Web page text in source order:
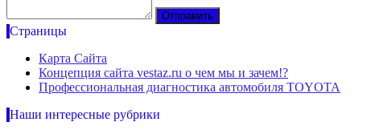
Страницы
Карта Сайта
Концепция сайта vestaz.ru о чем мы и зачем!?
Профессиональная диагностика автомобиля TOYOTA
Наши интересные рубрики